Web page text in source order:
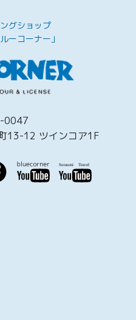
グショップ
ーコーナー」
0047
13-12 ツインコア1F